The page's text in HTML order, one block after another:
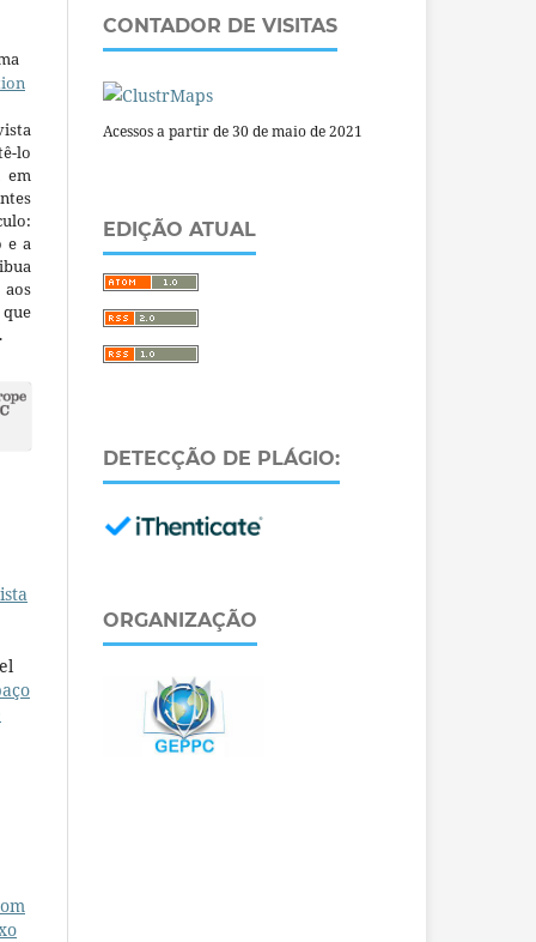
lo
em
e a
CONTADOR DE VISITAS
Acessos a partir de 30 de maio de 2021
EDIÇÃO ATUAL
DETECÇÃO DE PLÁGIO:
ORGANIZAÇÃO